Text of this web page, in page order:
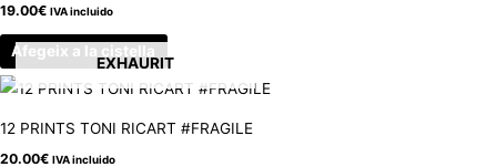
19.00€ IVA incluido
Afegeix a la cistella
EXHAURIT
12 PRINTS TONI RICART #FRAGILE
20.00€ IVA incluido